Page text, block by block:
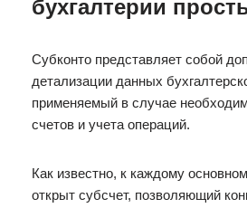
бухгалтерии
Субконто представляет собой
детализации данных
применяемый в случае
счетов и учета операций.
Как известно, к каждому
открыт субсчет, позволяющий